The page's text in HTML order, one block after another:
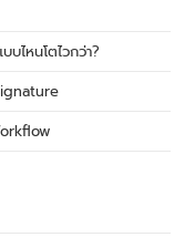
ไหนโตไวกว่า?